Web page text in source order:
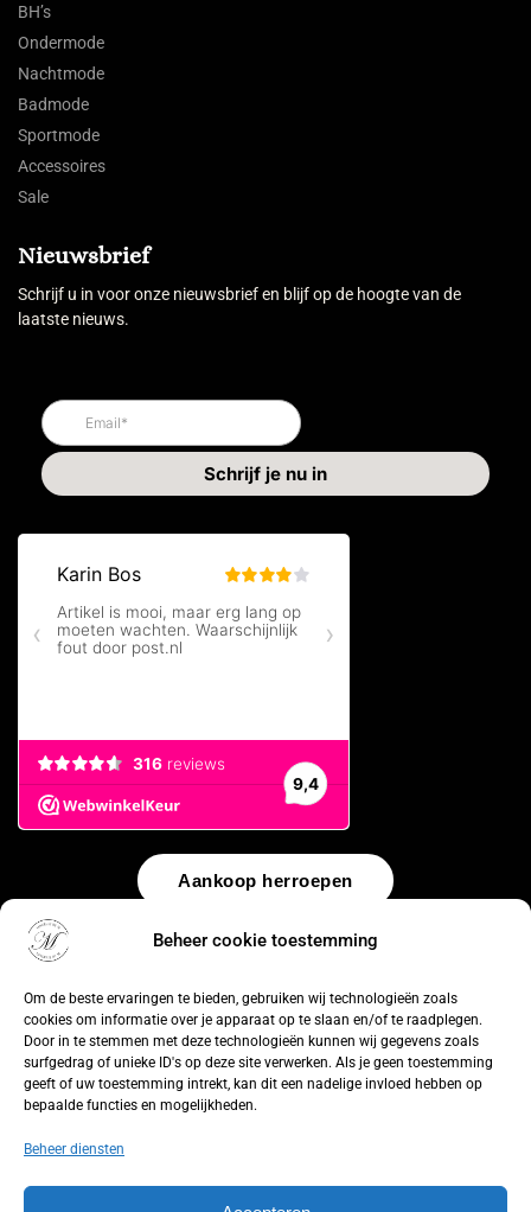
Beheer cookie toestemming
Om de beste ervaringen te bieden, gebruiken wij technologieën zoals
cookies om informatie over je apparaat op te slaan en/of te raadplegen.
Door in te stemmen met deze technologieën kunnen wij gegevens zoals
surfgedrag of unieke ID's op deze site verwerken. Als je geen toestemming
geeft of uw toestemming intrekt, kan dit een nadelige invloed hebben op
bepaalde functies en mogelijkheden.
Beheer diensten
BH’s
Ondermode
Nachtmode
Badmode
Sportmode
Accessoires
Sale
Nieuwsbrief
Schrijf u in voor onze nieuwsbrief en blijf op de hoogte van de
laatste nieuws.
Aankoop herroepen
© 2026 by WebUnlimited–Algemene voorwaarden